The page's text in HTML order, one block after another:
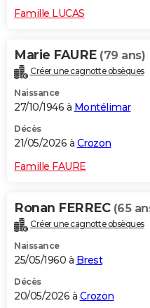
Famille LUCAS
Marie FAURE (79 ans)
Créer une cagnotte obsèques
Naissance
27/10/1946 à Montélimar
Décès
21/05/2026 à Crozon
Famille FAURE
Ronan FERREC (65
Créer une cagnotte obsèques
Naissance
25/05/1960 à Brest
Décès
20/05/2026 à Crozon